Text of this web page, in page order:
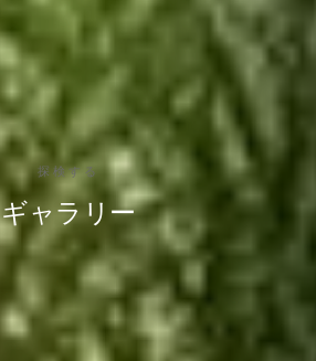
探検する
ギャラリー